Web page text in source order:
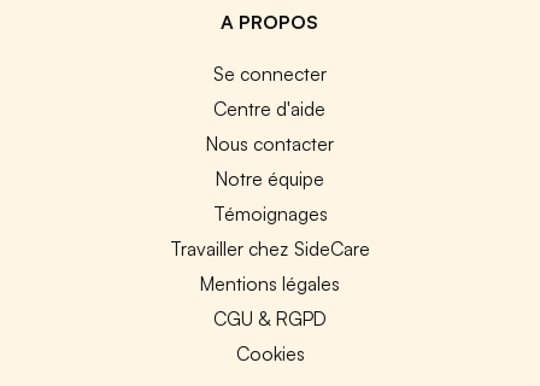
A PROPOS
Se connecter
Centre d'aide
Nous contacter
Notre équipe
Témoignages
Travailler chez SideCare
Mentions légales
CGU & RGPD
Cookies